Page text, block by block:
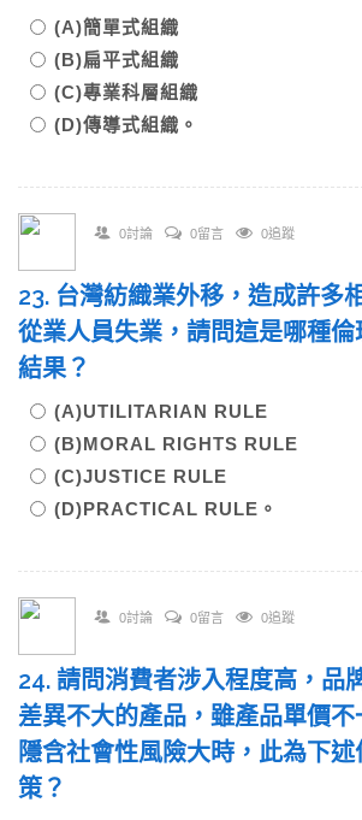
(A)簡單式組織
(B)扁平式組織
(C)專業科層組織
(D)傳導式組織。
0討論 0留言 0追蹤
23. 台灣紡織業外移，造成許多
從業人員失業，請問這是哪種
結果？
(A)UTILITARIAN RULE
(B)MORAL RIGHTS RULE
(C)JUSTICE RULE
(D)PRACTICAL RULE。
0討論 0留言 0追蹤
24. 請問消費者涉入程度高，品
差異不大的產品，雖產品單價
隱含社會性風險大時，此為下
策？